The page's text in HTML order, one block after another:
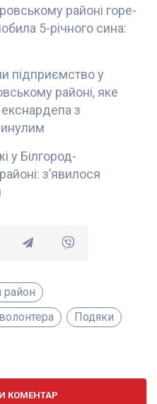
районі горе-
5-річного сина:
підприємство у
районі, яке
з
у Білгород-
з’явилося
район
Подяки
КОМЕНТАР